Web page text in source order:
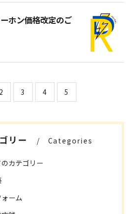
ホン価格改定のご
2 3 4 5
リー Categories
カテゴリー
ォーム